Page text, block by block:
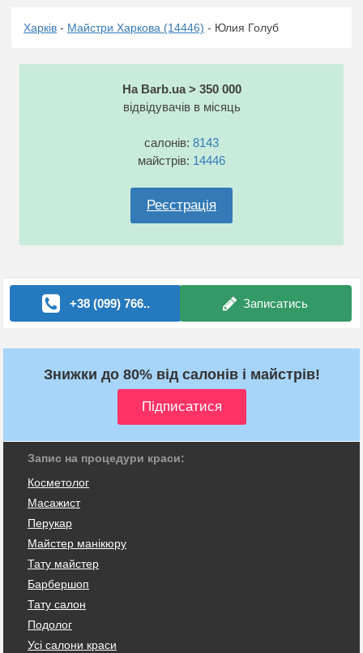
Харків - Майстри Харкова (14446) - Юлия Голуб
На Barb.ua > 350 000
відвідувачів в місяць
салонів: 8143
майстрів: 14446
Реєстрація
+38 (099) 766.. Записатись
Знижки до 80% від салонів і майстрів!
Запис на процедури краси:
Косметолог
Масажист
Перукар
Майстер манікюру
Тату майстер
Барбершоп
Тату салон
Подолог
Усі салони краси